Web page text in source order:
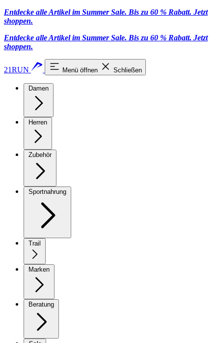
Entdecke alle Artikel im Summer Sale. Bis zu 60 % Rabatt. Jetzt
shoppen.
Entdecke alle Artikel im Summer Sale. Bis zu 60 % Rabatt. Jetzt
shoppen.
21RUN Menü öffnen Schließen
Damen
Herren
Zubehör
Sportnahrung
Trail
Marken
Beratung